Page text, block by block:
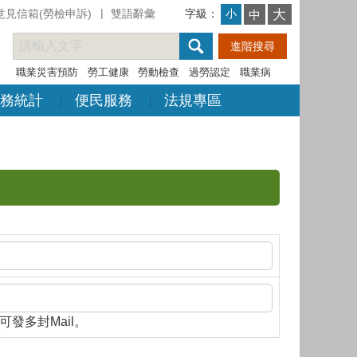
見信箱(勞檢申訴) 雙語辭彙 字級： 小 中 大
職業災害預防 勞工健康 勞動檢查 過勞認定 職業病
統計 便民服務 法規專區
發多封Mail。